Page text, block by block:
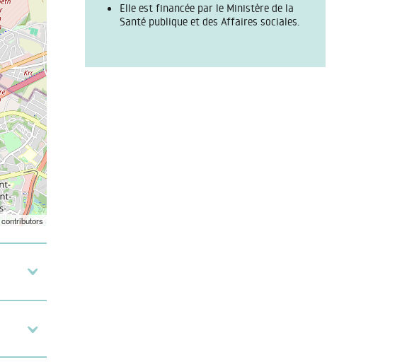
contributors
Elle est financée par le Ministère de la
Santé publique et des Affaires sociales.